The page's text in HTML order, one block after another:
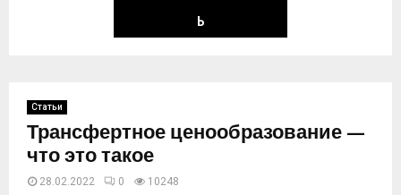
Ь
Статьи
Трансфертное ценообразование —
что это такое
28.02.2022 0 10249